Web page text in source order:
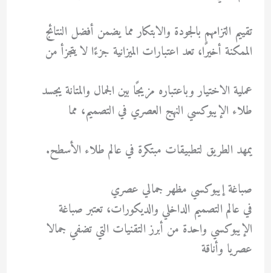
تقييم التزامهم بالجودة والابتكار مما يضمن أفضل النتائج
الممكنة أخيرًا، تعد اعتبارات الميزانية جزءًا لا يتجزأ من
عملية الاختيار وباعتباره مزيجًا بين الجمال والمتانة يجسد
طلاء الإيبوكسي النهج العصري في التصميم، مما
يمهد الطريق لتطبيقات مبتكرة في عالم طلاء الأسطح.
صباغة إيبوكسي مظهر جمالي عصري
في عالم التصميم الداخلي والديكورات، تعتبر صباغة
الإيبوكسي واحدة من أبرز التقنيات التي تضفي جمالا
عصريا وأناقة